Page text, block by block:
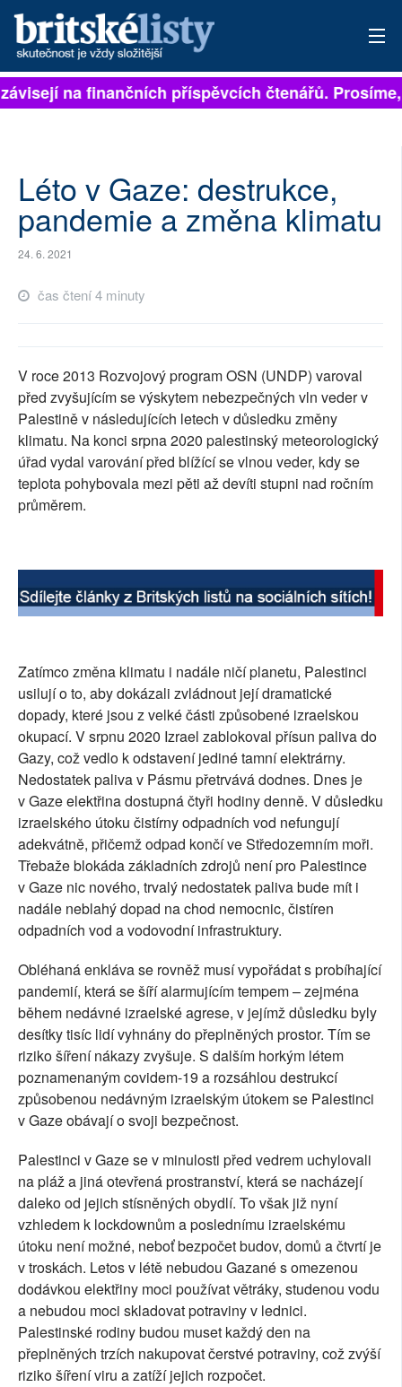
PŘIHLÁSIT
ARCHIV
ROZHOVORY
TÉMATA
NEJČTENĚJŠÍ ZA 7 DNÍ
PŘÍSPĚVKY NA PROVOZ
SOCIÁLNÍ SÍTĚ
RUBRIKY
PLNÁ VERZE STRÁNEK
na finančních příspěvcích čtenářů. Prosíme,
Léto v Gaze: destrukce,
pandemie a změna klimatu
24. 6. 2021
čas čtení 4 minuty
V roce 2013 Rozvojový program OSN (UNDP) varoval
před zvyšujícím se výskytem nebezpečných vln veder v
Palestině v následujících letech v důsledku změny
klimatu. Na konci srpna 2020 palestinský meteorologický
úřad vydal varování před blížící se vlnou veder, kdy se
teplota pohybovala mezi pěti až devíti stupni nad ročním
průměrem.
Zatímco změna klimatu i nadále ničí planetu, Palestinci
usilují o to, aby dokázali zvládnout její dramatické
dopady, které jsou z velké části způsobené izraelskou
okupací. V srpnu 2020 Izrael zablokoval přísun paliva do
Gazy, což vedlo k odstavení jediné tamní elektrárny.
Nedostatek paliva v Pásmu přetrvává dodnes. Dnes je
v Gaze elektřina dostupná čtyři hodiny denně. V důsledku
izraelského útoku čistírny odpadních vod nefungují
adekvátně, přičemž odpad končí ve Středozemním moři.
Třebaže blokáda základních zdrojů není pro Palestince
v Gaze nic nového, trvalý nedostatek paliva bude mít i
nadále neblahý dopad na chod nemocnic, čistíren
odpadních vod a vodovodní infrastruktury.
Obléhaná enkláva se rovněž musí vypořádat s probíhající
pandemií, která se šíří alarmujícím tempem – zejména
během nedávné izraelské agrese, v jejímž důsledku byly
desítky tisíc lidí vyhnány do přeplněných prostor. Tím se
riziko šíření nákazy zvyšuje. S dalším horkým létem
poznamenaným covidem-19 a rozsáhlou destrukcí
způsobenou nedávným izraelským útokem se Palestinci
v Gaze obávají o svoji bezpečnost.
Palestinci v Gaze se v minulosti před vedrem uchylovali
na pláž a jiná otevřená prostranství, která se nacházejí
daleko od jejich stísněných obydlí. To však již nyní
vzhledem k lockdownům a poslednímu izraelskému
útoku není možné, neboť bezpočet budov, domů a čtvrtí je
v troskách. Letos v létě nebudou Gazané s omezenou
dodávkou elektřiny moci používat větráky, studenou vodu
a nebudou moci skladovat potraviny v lednici.
Palestinské rodiny budou muset každý den na
přeplněných trzích nakupovat čerstvé potraviny, což zvýší
riziko šíření viru a zatíží jejich rozpočet.